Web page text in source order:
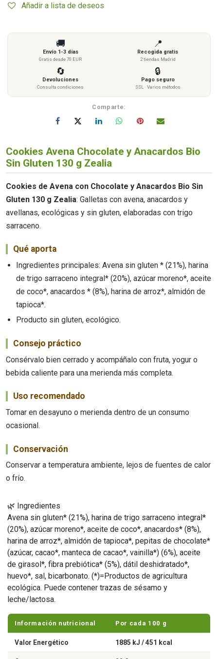
Añadir a lista de deseos
🚚
Envío 1-3 días
Gratis desde 70 EUR
📍
Recogida gratis
2 tiendas Madrid
🔄
Devoluciones
Consulta condiciones
🔒
Pago seguro
SSL · Varios métodos
Comparte:
Cookies Avena Chocolate y Anacardos Bio
Sin Gluten 130 g Zealia
Cookies de Avena con Chocolate y Anacardos Bio Sin
Gluten 130 g Zealia: Galletas con avena, anacardos y
avellanas, ecológicas y sin gluten, elaboradas con trigo
sarraceno.
Qué aporta
Ingredientes principales: Avena sin gluten * (21%), harina
de trigo sarraceno integral* (20%), azúcar moreno*, aceite
de coco*, anacardos * (8%), harina de arroz*, almidón de
tapioca*.
Producto sin gluten, ecológico.
Consejo práctico
Consérvalo bien cerrado y acompáñalo con fruta, yogur o
bebida caliente para una merienda más completa.
Uso recomendado
Tomar en desayuno o merienda dentro de un consumo
ocasional.
Conservación
Conservar a temperatura ambiente, lejos de fuentes de calor
o frío.
🌿 Ingredientes
Avena sin gluten* (21%), harina de trigo sarraceno integral*
(20%), azúcar moreno*, aceite de coco*, anacardos* (8%),
harina de arroz*, almidón de tapioca*, pepitas de chocolate*
(azúcar, cacao*, manteca de cacao*, vainilla*) (6%), aceite
de girasol*, fibra prebiótica* (5%), dátil deshidratado*,
huevo*, sal, bicarbonato. (*)=Productos de agricultura
ecológica. Puede contener trazas de sésamo y
leche/lactosa.
Información nutricional Por cada 100 g
Valor Energético 1885 kJ / 451 kcal